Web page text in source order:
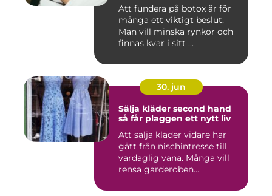
Att fundera på botox är för
många ett viktigt beslut.
Man vill minska rynkor och
finnas kvar i sitt ...
30. jun
Sälja kläder second hand
så får plaggen ett nytt liv
Att sälja kläder vidare har
gått från nischintresse till
vardaglig vana. Många vill
rensa garderoben...